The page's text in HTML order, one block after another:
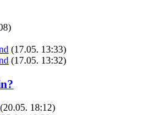
(17.05. 13:33)
(17.05. 13:32)
(20.05. 18:12)